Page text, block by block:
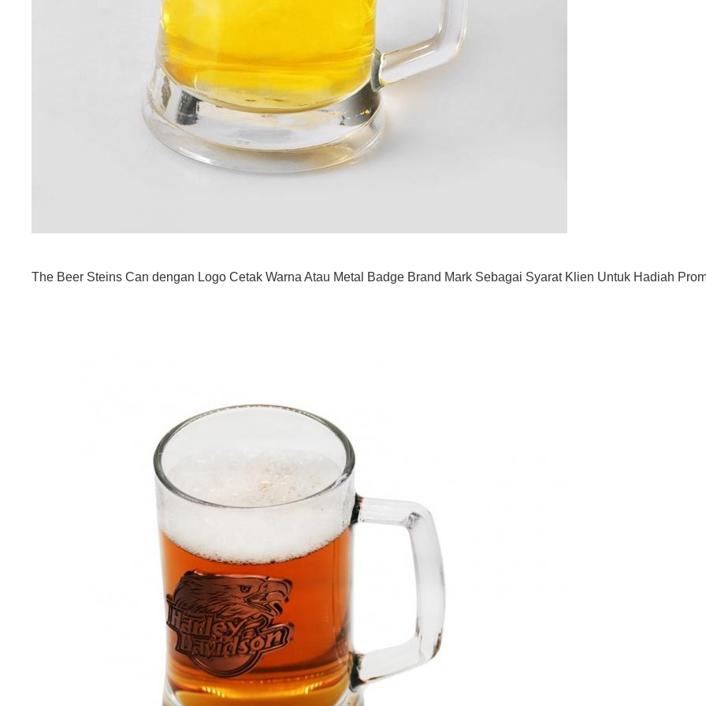
The Beer Steins Can dengan Logo Cetak Warna Atau Metal Badge Brand Mark Sebagai Syarat Klien Untuk Hadiah